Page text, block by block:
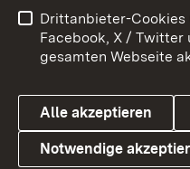
Link zum Landesportal
Benutzungshinweise
Datenschutz
Drittanbieter-Cookies
Facebook, X / Twitter
gesamten Webseite
Alle akzeptieren
Notwendige